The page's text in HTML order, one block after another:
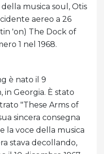
musica soul, Otis
aereo a 26
'on) The Dock of
1 nel 1968.
è nato il 9
in Georgia. È stato
"These Arms of
sincera consegna
la voce della musica
stava decollando,